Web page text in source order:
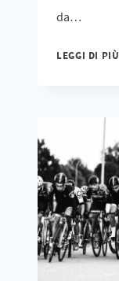
da…
LEGGI DI PIÙ